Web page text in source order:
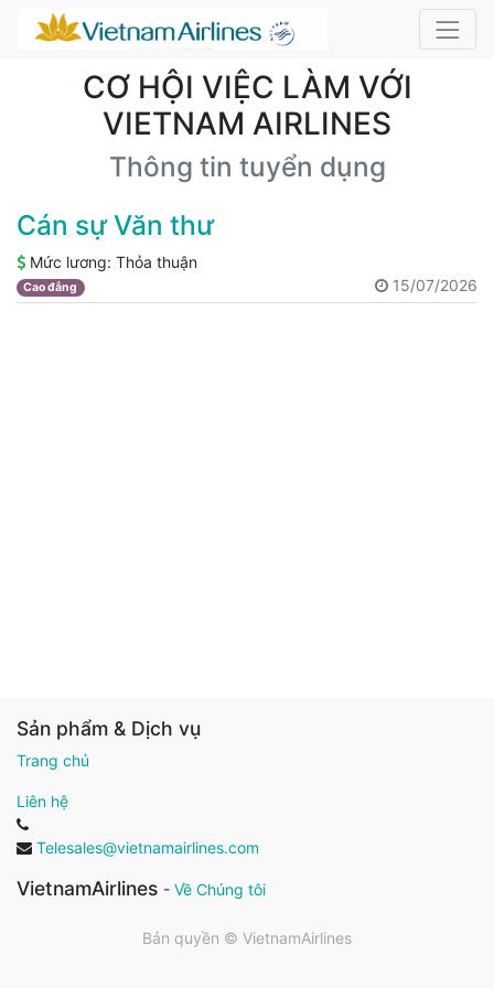
CƠ HỘI VIỆC LÀM VỚI
VIETNAM AIRLINES
Thông tin tuyển dụng
Cán sự Văn thư
Mức lương: Thỏa thuận
Cao đẳng 15/07/2026
Sản phẩm & Dịch vụ
Trang chủ
Liên hệ
Telesales@vietnamairlines.com
VietnamAirlines - Về Chúng tôi
Bản quyền © VietnamAirlines